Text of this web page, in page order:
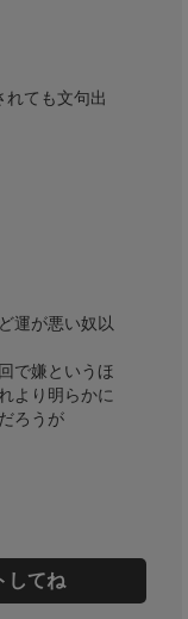
れても文句出
運が悪い奴以
で嫌というほ
より明らかに
ろうが
してね